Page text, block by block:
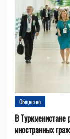
Общество
В Туркменистане
иностранных